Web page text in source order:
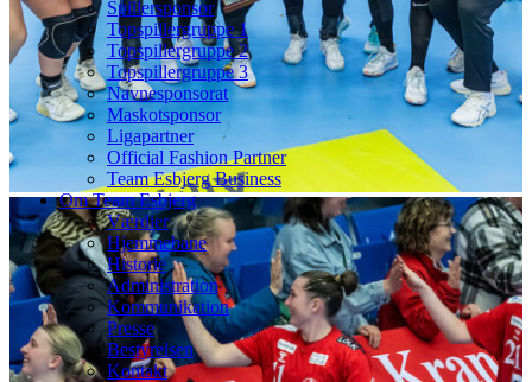
Spillersponsor
Topspillergruppe 1
Topspillergruppe 2
Topspillergruppe 3
Navnesponsorat
Maskotsponsor
Ligapartner
Official Fashion Partner
Team Esbjerg Business
Om Team Esbjerg
Værdier
Hjemmebane
Historie
Administration
Kommunikation
Presse
Bestyrelsen
Kontakt